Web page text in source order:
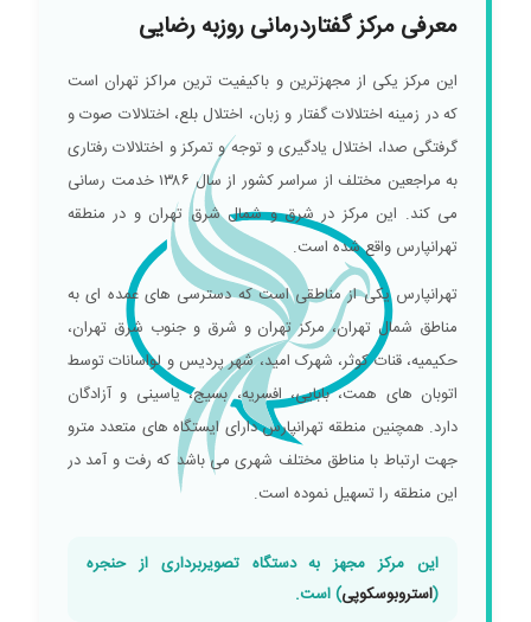
معرفی مرکز گفتاردرمانی روزبه رضایی
این مرکز یکی از مجهزترین و باکیفیت ترین مراکز تهران است
که در زمینه اختلالات گفتار و زبان، اختلال بلع، اختلالات صوت و
گرفتگی صدا، اختلال یادگیری و توجه و تمرکز و اختلالات رفتاری
به مراجعین مختلف از سراسر کشور از سال ١٣٨۶ خدمت رسانی
می کند. این مرکز در شرق و شمال شرق تهران و در منطقه
تهرانپارس واقع شده است.
تهرانپارس یکی از مناطقی است که دسترسی های عمده ای به
مناطق شمال تهران، مرکز تهران و شرق و جنوب شرق تهران،
حکیمیه، قنات کوثر، شهرک امید، شهر پردیس و لواسانات توسط
اتوبان های همت، بابایی، افسریه، بسیج، یاسینی و آزادگان
دارد. همچنین منطقه تهرانپارس دارای ایستگاه های متعدد مترو
جهت ارتباط با مناطق مختلف شهری می باشد که رفت و آمد در
این منطقه را تسهیل نموده است.
این مرکز مجهز به دستگاه تصویربرداری از حنجره
(استروبوسکوپی) است.